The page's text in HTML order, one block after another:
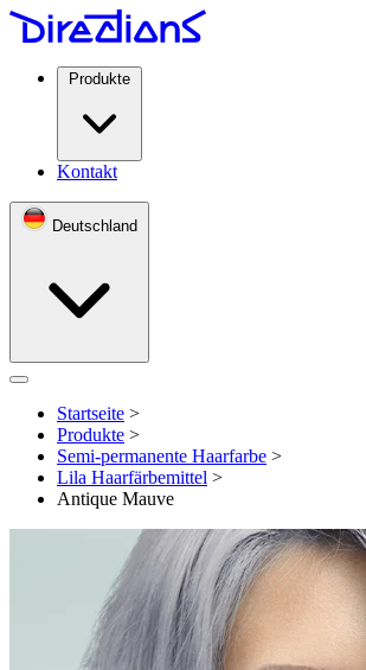
Produkte
Kontakt
Deutschland
Open menu
Startseite >
Produkte >
Semi-permanente Haarfarbe >
Lila Haarfärbemittel >
Antique Mauve